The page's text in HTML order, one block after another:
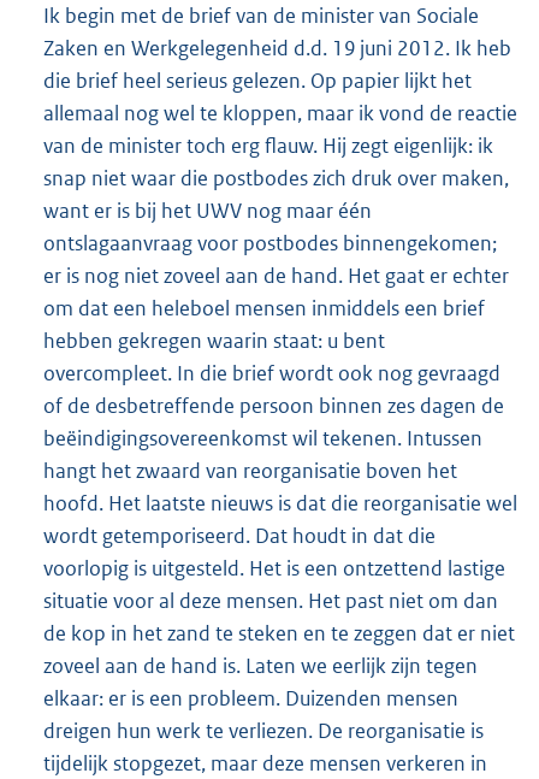
Ik begin met de brief van de minister van Sociale
Zaken en Werkgelegenheid d.d. 19 juni 2012. Ik heb
die brief heel serieus gelezen. Op papier lijkt het
allemaal nog wel te kloppen, maar ik vond de reactie
van de minister toch erg flauw. Hij zegt eigenlijk: ik
snap niet waar die postbodes zich druk over maken,
want er is bij het UWV nog maar één
ontslagaanvraag voor postbodes binnengekomen;
er is nog niet zoveel aan de hand. Het gaat er echter
om dat een heleboel mensen inmiddels een brief
hebben gekregen waarin staat: u bent
overcompleet. In die brief wordt ook nog gevraagd
of de desbetreffende persoon binnen zes dagen de
beëindigingsovereenkomst wil tekenen. Intussen
hangt het zwaard van reorganisatie boven het
hoofd. Het laatste nieuws is dat die reorganisatie wel
wordt getemporiseerd. Dat houdt in dat die
voorlopig is uitgesteld. Het is een ontzettend lastige
situatie voor al deze mensen. Het past niet om dan
de kop in het zand te steken en te zeggen dat er niet
zoveel aan de hand is. Laten we eerlijk zijn tegen
elkaar: er is een probleem. Duizenden mensen
dreigen hun werk te verliezen. De reorganisatie is
tijdelijk stopgezet, maar deze mensen verkeren in